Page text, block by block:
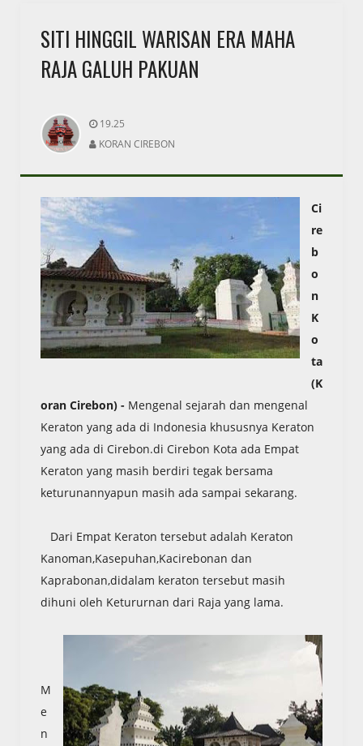
SITI HINGGIL WARISAN ERA MAHA
RAJA GALUH PAKUAN
19.25
KORAN CIREBON
Ci
re
b
o
n
K
o
ta
(K
oran Cirebon) - Mengenal sejarah dan mengenal
Keraton yang ada di Indonesia khususnya Keraton
yang ada di Cirebon.di Cirebon Kota ada Empat
Keraton yang masih berdiri tegak bersama
keturunannyapun masih ada sampai sekarang.
Dari Empat Keraton tersebut adalah Keraton
Kanoman,Kasepuhan,Kacirebonan dan
Kaprabonan,didalam keraton tersebut masih
dihuni oleh Ketururnan dari Raja yang lama.
M
e
n